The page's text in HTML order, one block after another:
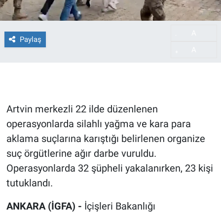
Paylaş
Artvin merkezli 22 ilde düzenlenen
operasyonlarda silahlı yağma ve kara para
aklama suçlarına karıştığı belirlenen organize
suç örgütlerine ağır darbe vuruldu.
Operasyonlarda 32 şüpheli yakalanırken, 23 kişi
tutuklandı.
ANKARA (İGFA) - İçişleri Bakanlığı